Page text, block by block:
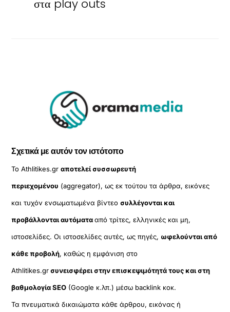
στα play outs
Σχετικά με αυτόν τον ιστότοπο
Το Athlitikes.grαποτελεί συσσωρευτή
περιεχομένου (aggregator), ως εκ τούτου τα άρθρα, εικόνες
και τυχόν ενσωματωμένα βίντεοσυλλέγονται και
προβάλλονται αυτόματααπό τρίτες, ελληνικές και μη,
ιστοσελίδες. Οι ιστοσελίδες αυτές, ως πηγές, ωφελούνται από
κάθε προβολή, καθώς η εμφάνιση στο
Athlitikes.grσυνεισφέρει στην επισκεψιμότητά τους και στη
βαθμολογία SEO (Google κ.λπ.) μέσω backlink κοκ.
Τα πνευματικά δικαιώματα κάθε άρθρου, εικόνας ή